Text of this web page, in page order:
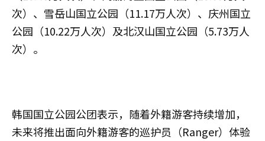
次）、雪岳山国立公园（11.17万人次）、庆州国立
公园（10.22万人次）及北汉山国立公园（5.73万人
次）。
韩国国立公园公团表示，随着外籍游客持续增加，
未来将推出面向外籍游客的巡护员（Ranger）体验